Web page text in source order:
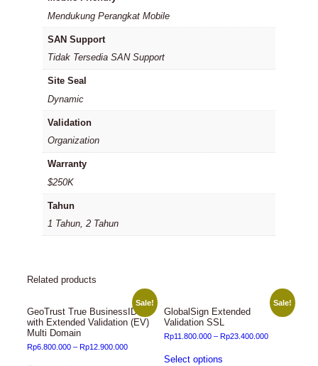
Mendukung Perangkat Mobile
SAN Support
Tidak Tersedia SAN Support
Site Seal
Dynamic
Validation
Organization
Warranty
$250K
Tahun
1 Tahun, 2 Tahun
Related products
Sale!
GeoTrust True BusinessID
with Extended Validation (EV)
Multi Domain
Rp6.800.000 – Rp12.900.000
Sale!
GlobalSign Extended
Validation SSL
Rp11.800.000 – Rp23.400.000
Select options